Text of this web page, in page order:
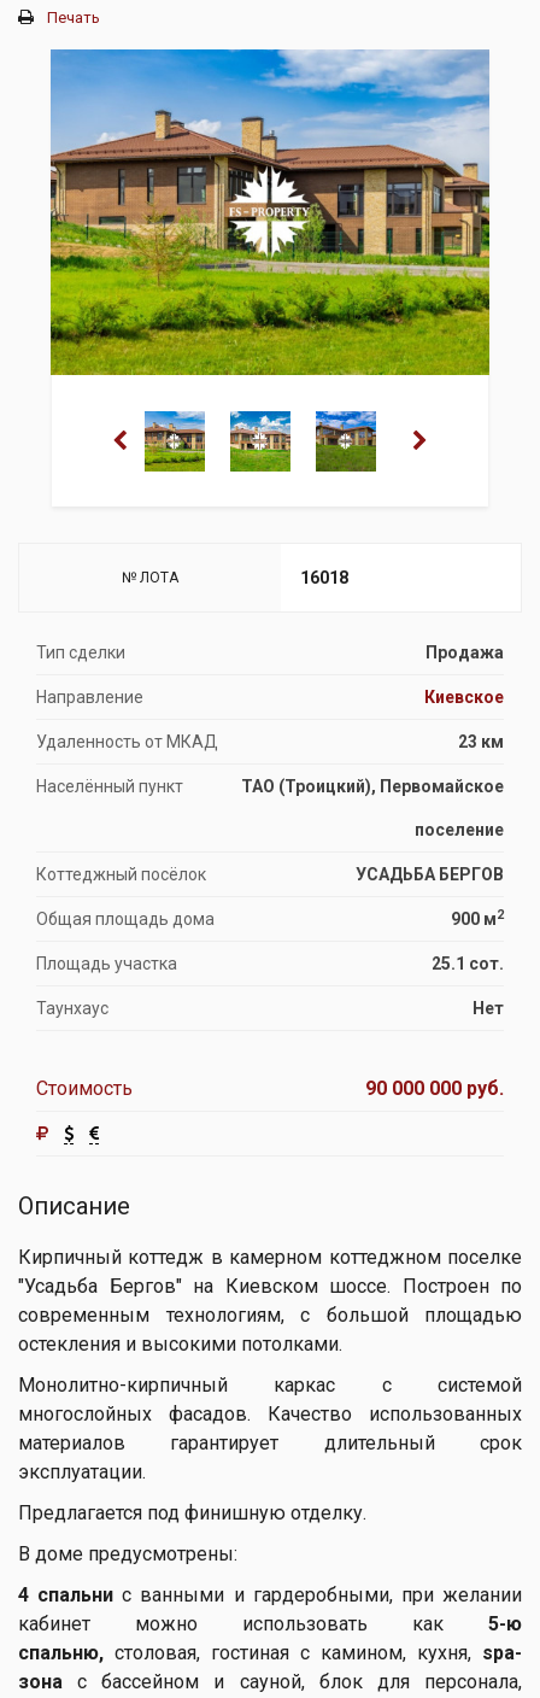
Печать
№ ЛОТА 16018
Тип сделки Продажа
Направление Киевское
Удаленность от МКАД 23 км
Населённый пункт ТАО (Троицкий), Первомайское
поселение
Коттеджный посёлок УСАДЬБА БЕРГОВ
Общая площадь дома 900 м2
Площадь участка 25.1 сот.
Таунхаус Нет
Стоимость 90 000 000 руб.
Описание
Кирпичный коттедж в камерном коттеджном поселке
"Усадьба Бергов" на Киевском шоссе. Построен по
современным технологиям, с большой площадью
остекления и высокими потолками.
Монолитно-кирпичный каркас с системой
многослойных фасадов. Качество использованных
материалов гарантирует длительный срок
эксплуатации.
Предлагается под финишную отделку.
В доме предусмотрены:
4 спальнис ванными и гардеробными, при желании
кабинет можно использовать как 5-ю
спальню, столовая, гостиная с камином, кухня, spa-
зонас бассейном и сауной, блок для персонала,